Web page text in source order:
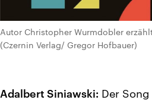
Autor Christopher Wurmdobler
(Czernin Verlag/ Gregor Hofbauer)
Adalbert Siniawski: Der Song